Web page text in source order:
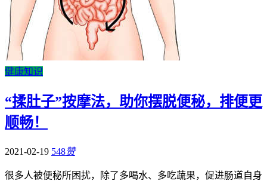
健康知识
“揉肚子”按摩法，助你摆脱便秘，排便更
顺畅！
2021-02-19 548赞
很多人被便秘所困扰，除了多喝水、多吃蔬果，促进肠道自身